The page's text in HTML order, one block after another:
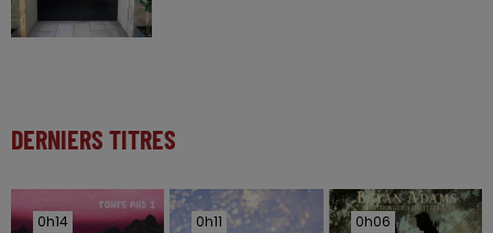
DERNIERS TITRES
0h14
0h14 0h11
0h11 0h06
0h06